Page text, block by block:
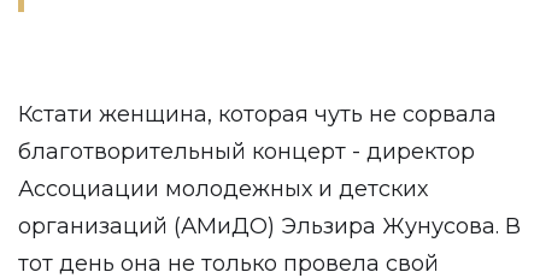
Кстати женщина, которая чуть не сорвала
благотворительный концерт - директор
Ассоциации молодежных и детских
организаций (АМиДО) Эльзира Жунусова. В
тот день она не только провела свой